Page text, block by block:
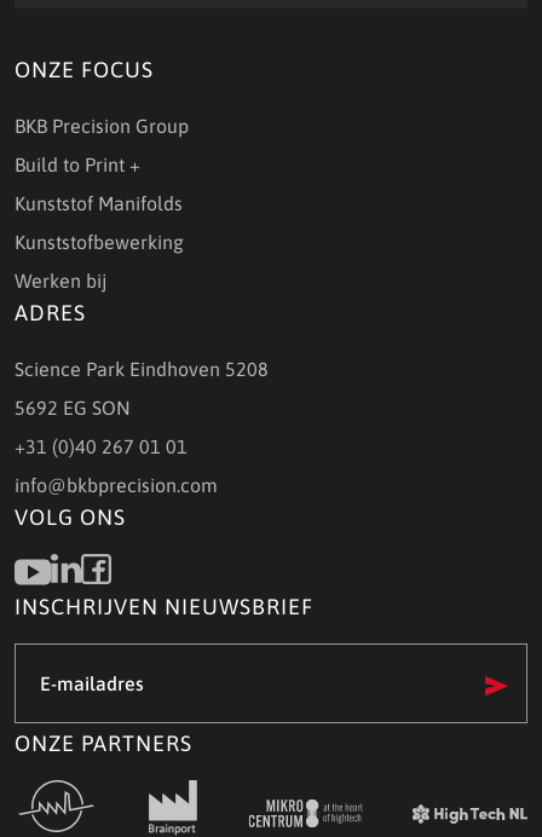
ONZE FOCUS
BKB Precision Group
Build to Print +
Kunststof Manifolds
Kunststofbewerking
Werken bij
ADRES
Science Park Eindhoven 5208
5692 EG SON
+31 (0)40 267 01 01
info@bkbprecision.com
VOLG ONS
INSCHRIJVEN NIEUWSBRIEF
mailadres
ONZE PARTNERS